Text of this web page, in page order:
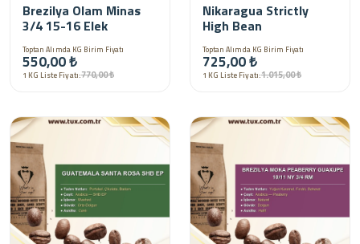
Brezilya Olam Minas
3/4 15-16 Elek
Toptan Alımda KG Birim Fiyatı
550,00 ₺
1 KG Liste Fiyatı:770,00 ₺
Nikaragua Strictly
High Bean
Toptan Alımda KG Birim Fiyatı
725,00 ₺
1 KG Liste Fiyatı:1.015,00 ₺